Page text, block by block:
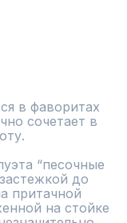
в фаворитах
сочетает в
“песочные
до
притачной
на стойке